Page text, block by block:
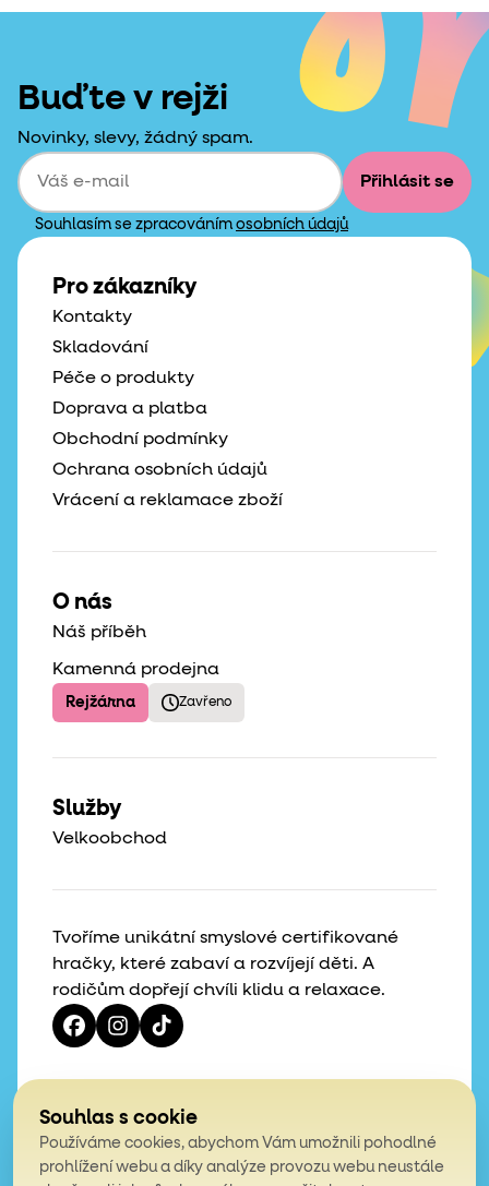
Buďte v rejži
Novinky, slevy, žádný spam.
Přihlásit se
Souhlasím se zpracováním osobních údajů
Tvoříme unikátní smyslové certifikované
hračky, které zabaví a rozvíjejí děti. A
rodičům dopřejí chvíli klidu a relaxace.
Pro zákazníky
Kontakty
Skladování
Péče o produkty
Doprava a platba
Obchodní podmínky
Ochrana osobních údajů
Vrácení a reklamace zboží
O nás
Náš příběh
Kamenná prodejna
Rejžárna Zavřeno
Služby
Velkoobchod
4,9
Souhlas s cookie
Používáme cookies, abychom Vám umožnili pohodlné
prohlížení webu a díky analýze provozu webu neustále